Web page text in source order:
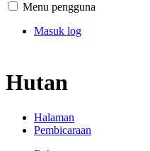
Menu pengguna
Masuk log
Hutan
Halaman
Pembicaraan